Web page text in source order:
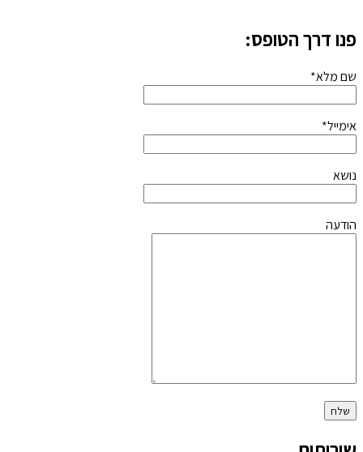
פנו דרך הטופס:
שם מלא*
אימייל*
נושא
הודעה